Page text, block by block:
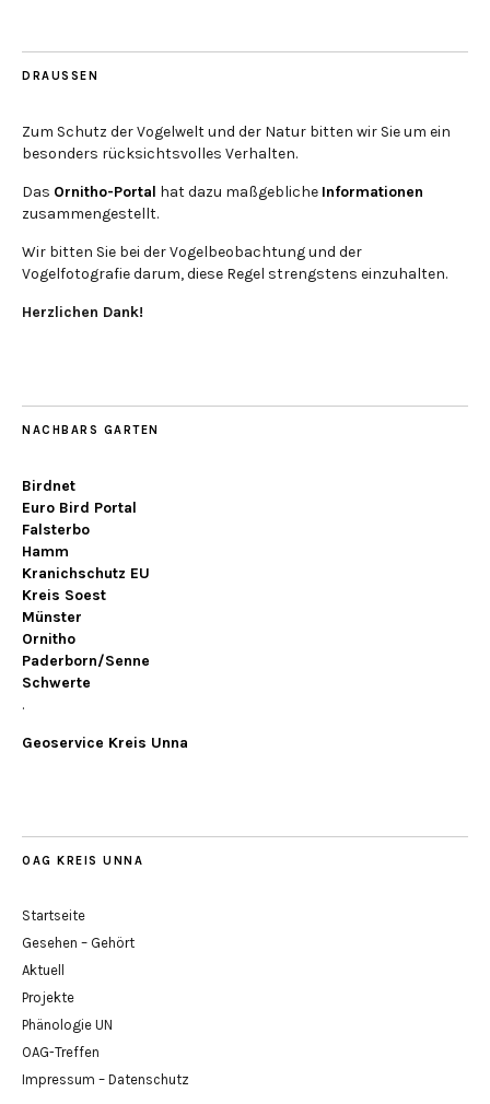
DRAUSSEN
Zum Schutz der Vogelwelt und der Natur bitten wir Sie um ein
besonders rücksichtsvolles Verhalten.
Das Ornitho-Portal hat dazu maßgebliche Informationen
zusammengestellt.
Wir bitten Sie bei der Vogelbeobachtung und der
Vogelfotografie darum, diese Regel strengstens einzuhalten.
Herzlichen Dank!
NACHBARS GARTEN
Birdnet
Euro Bird Portal
Falsterbo
Hamm
Kranichschutz EU
Kreis Soest
Münster
Ornitho
Paderborn/Senne
Schwerte
.
Geoservice Kreis Unna
OAG KREIS UNNA
Startseite
Gesehen – Gehört
Aktuell
Projekte
Phänologie UN
OAG-Treffen
Impressum – Datenschutz